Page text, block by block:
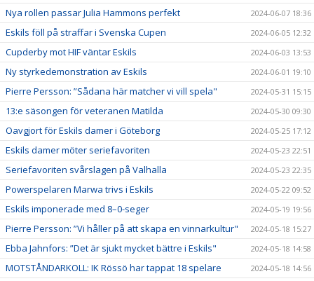
Nya rollen passar Julia Hammons perfekt 2024-06-07 18:36
Eskils föll på straffar i Svenska Cupen 2024-06-05 12:32
Cupderby mot HIF väntar Eskils 2024-06-03 13:53
Ny styrkedemonstration av Eskils 2024-06-01 19:10
Pierre Persson: ”Sådana här matcher vi vill spela" 2024-05-31 15:15
13:e säsongen för veteranen Matilda 2024-05-30 09:30
Oavgjort för Eskils damer i Göteborg 2024-05-25 17:12
Eskils damer möter seriefavoriten 2024-05-23 22:51
Seriefavoriten svårslagen på Valhalla 2024-05-23 22:35
Powerspelaren Marwa trivs i Eskils 2024-05-22 09:52
Eskils imponerade med 8–0-seger 2024-05-19 19:56
Pierre Persson: ”Vi håller på att skapa en vinnarkultur" 2024-05-18 15:27
Ebba Jahnfors: ”Det är sjukt mycket bättre i Eskils" 2024-05-18 14:58
MOTSTÅNDARKOLL: IK Rössö har tappat 18 spelare 2024-05-18 14:56